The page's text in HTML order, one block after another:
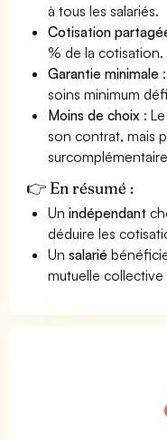
à tous les salariés.
Cotisation
% de la cotisation.
Garantie minimale
soins minimum
Moins de choix :
son contrat, mais
👉 En résumé :
Unindépendant
déduire les
Unsalarié
mutuelle